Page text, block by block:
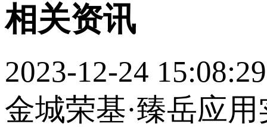
相关资讯
2023-12-24 15:08:29
金城荣基·臻岳应用实